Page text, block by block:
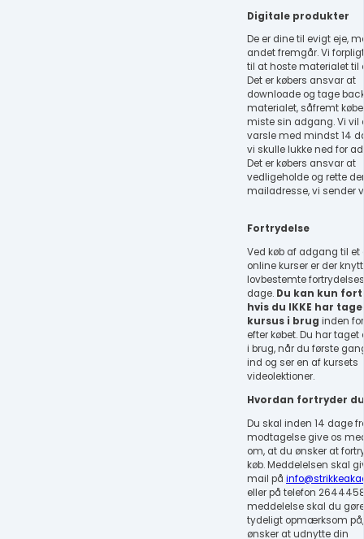
Digitale produkter
De er dine til evigt eje,
andet fremgår. Vi
til at hoste materialet til
Det er købers ansvar at
downloade og tage
materialet, såfremt
miste sin adgang. Vi vil
varsle med mindst 14
vi skulle lukke ned for
Det er købers ansvar at
vedligeholde og rette
mailadresse, vi sender
Fortrydelse
Ved køb af adgang til et
online kurser er der
lovbestemte
dage. Du kan kun
hvis du IKKE har
kursus i brug inden
efter købet. Du har taget
i brug, når du første
ind og ser en af kursets
videolektioner.
Hvordan fortryder
Du skal inden 14 dage
modtagelse give os
om, at du ønsker at
køb. Meddelelsen skal
mail på
eller på telefon
meddelelse skal du
tydeligt opmærksom
ønsker at udnytte din